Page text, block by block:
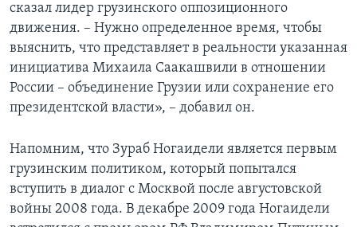
сказал лидер грузинского оппозиционного
движения. – Нужно определенное время, чтобы
выяснить, что представляет в реальности указанная
инициатива Михаила Саакашвили в отношении
России – объединение Грузии или сохранение его
президентской власти», – добавил он.
Напомним, что Зураб Ногаидели является первым
грузинским политиком, который попытался
вступить в диалог с Москвой после августовской
войны 2008 года. В декабре 2009 года Ногаидели